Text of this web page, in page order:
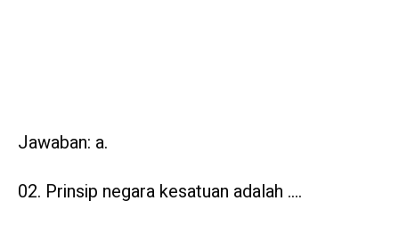
Jawaban: a.
Prinsip negara kesatuan adalah ….